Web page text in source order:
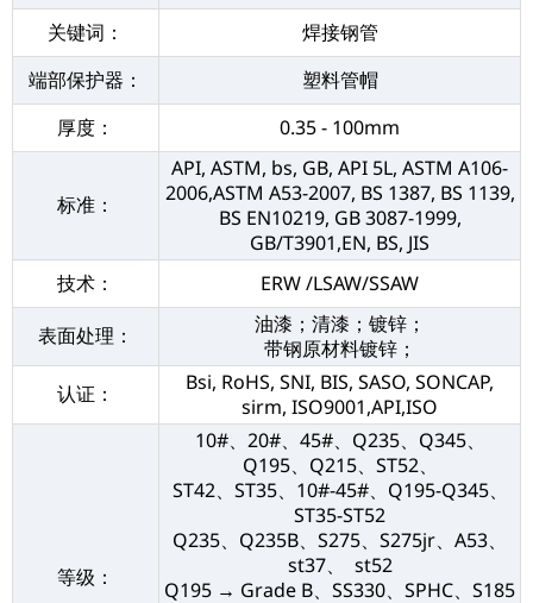
关键词：
焊接钢管
端部保护器：
塑料管帽
厚度：
0.35 - 100mm
标准：
API, ASTM, bs, GB, API 5L, ASTM A106-
2006,ASTM A53-2007, BS 1387, BS 1139,
BS EN10219, GB 3087-1999,
GB/T3901,EN, BS, JIS
技术：
ERW /LSAW/SSAW
表面处理：
油漆；清漆；镀锌；
带钢原材料镀锌；
认证：
Bsi, RoHS, SNI, BIS, SASO, SONCAP,
sirm, ISO9001,API,ISO
等级：
10#、20#、45#、Q235、Q345、
Q195、Q215、ST52、
ST42、ST35、10#-45#、Q195-Q345、
ST35-ST52
Q235、Q235B、S275、S275jr、A53、
st37、 st52
Q195 → Grade B、SS330、SPHC、S185